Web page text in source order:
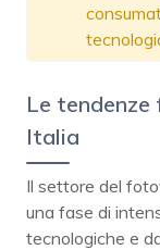
Le
Italia
Il settore del
una fase di
tecnologiche e